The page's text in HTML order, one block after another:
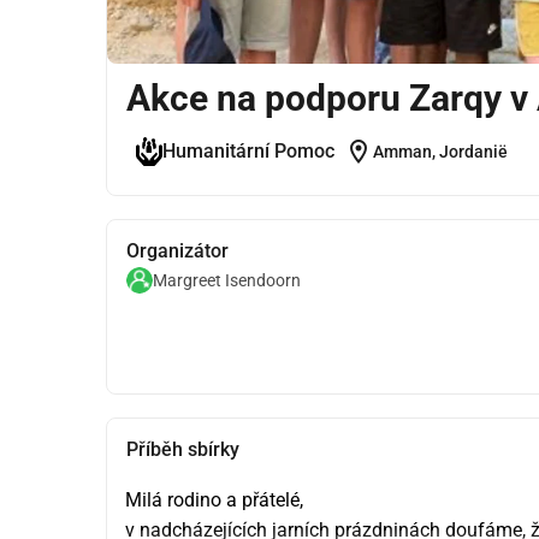
Akce na podporu Zarqy
Humanitární Pomoc location_on Amman, Jordanië
Organizátor
Margreet Isendoorn
Příběh sbírky
Milá rodino a přátelé,
v nadcházejících jarních prázdninách doufáme,